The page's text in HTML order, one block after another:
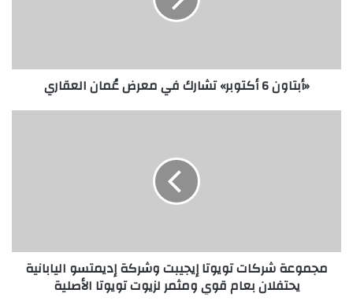
«أبتاون 6 أكتوبر» تشارك في معرض عُمان العقاري
بعام
قويمجموعة شركات تويوتا إيجيبت وشركة إديمتسو اليابانية
يحتفلان بعام قوي ومثمر لزيوت تويوتا الأصلية